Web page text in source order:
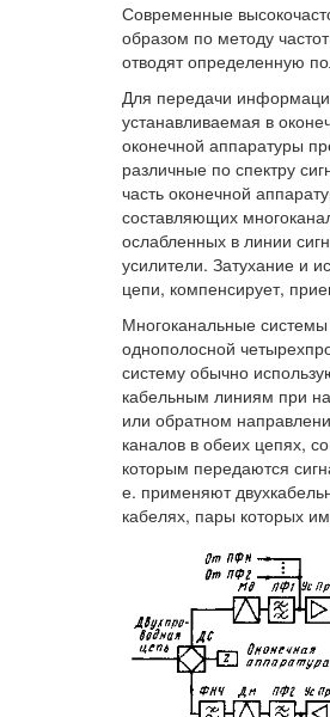
Современные
образом по методу
отводят определенную
Для передачи
устанавливаемая в
оконечной аппаратуры
различные по спектру
часть оконечной
составляющих
ослабленных в линии
усилители. Затухание и
цепи, компенсирует,
Многоканальные
однополосной
систему обычно
кабельным линиям при
или обратном
каналов в обеих цепях,
которым передаются
е. применяют
кабелях, пары которых